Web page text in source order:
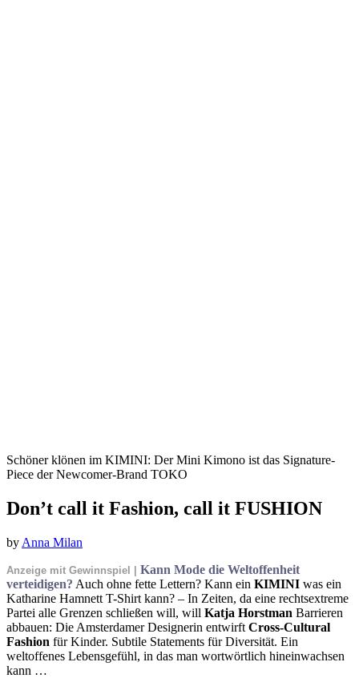
Schöner klönen im KIMINI: Der Mini Kimono ist das Signature-
Piece der Newcomer-Brand TOKO
Don’t call it Fashion, call it FUSHION
by Anna Milan
Anzeige mit Gewinnspiel | Kann Mode die Weltoffenheit
verteidigen? Auch ohne fette Lettern? Kann ein KIMINI was ein
Katharine Hamnett T-Shirt kann? – In Zeiten, da eine rechtsextreme
Partei alle Grenzen schließen will, will Katja Horstman Barrieren
abbauen: Die Amsterdamer Designerin entwirft Cross-Cultural
Fashion für Kinder. Subtile Statements für Diversität. Ein
weltoffenes Lebensgefühl, in das man wortwörtlich hineinwachsen
kann …